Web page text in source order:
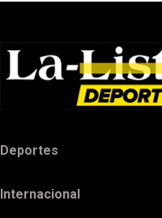
Deportes
Internacional